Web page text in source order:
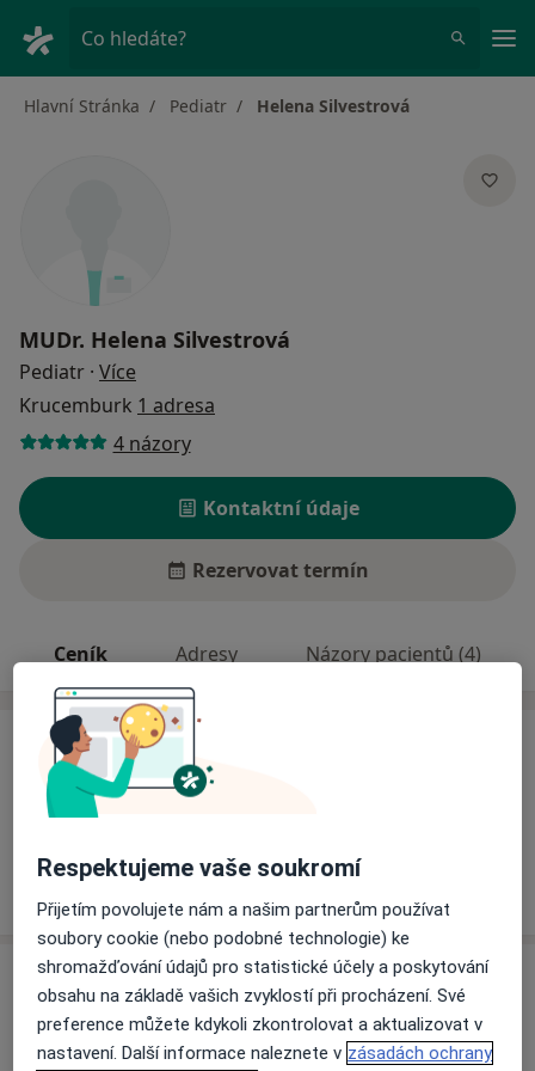
Co hledáte?
Hlavní Stránka Pediatr Helena Silvestrová
MUDr. Helena Silvestrová
Pediatr · Více
Krucemburk 1 adresa
4 názory
Kontaktní údaje
Rezervovat termín
Ceník Adresy Názory pacientů (4)
Ceník
Informace o službách a cenách nejsou k dispozici
Tento specialista ještě nepřidával žádné informace o
svých službách.
Adresa
Praktická lékařka dětí a dorostu
Mikuláše Střely 420, Krucemburk 58266
Respektujeme vaše soukromí
Přijetím povolujete nám a našim partnerům používat
soubory cookie (nebo podobné technologie) ke
shromažďování údajů pro statistické účely a poskytování
obsahu na základě vašich zvyklostí při procházení. Své
preference můžete kdykoli zkontrolovat a aktualizovat v
nastavení. Další informace naleznete v zásadách ochrany